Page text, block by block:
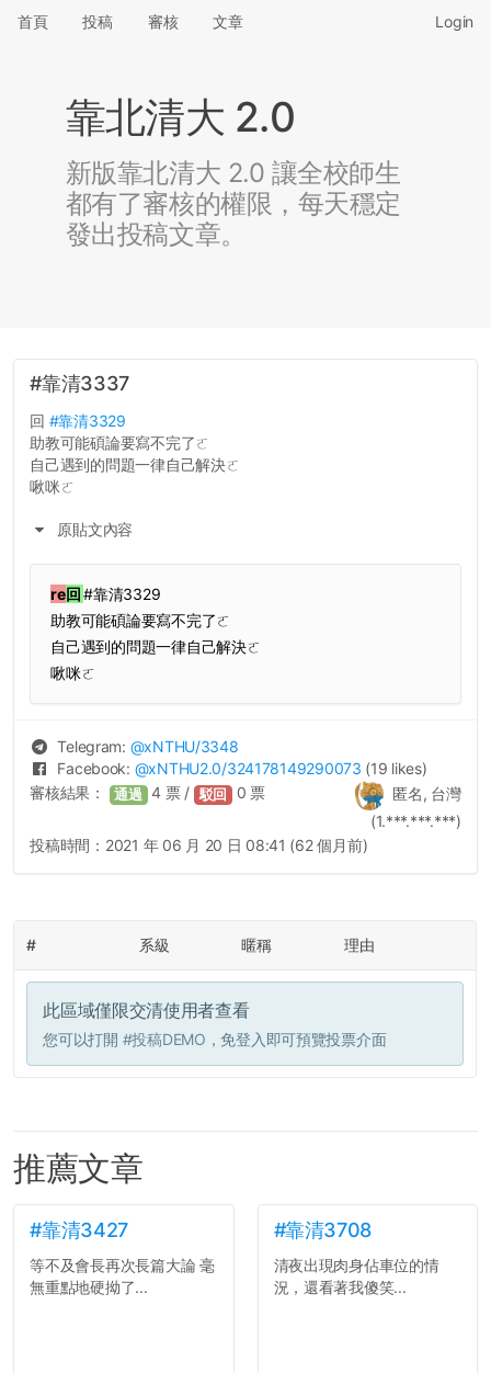
首頁 投稿 審核 文章 Login
靠北清大 2.0
新版靠北清大 2.0 讓全校師生
都有了審核的權限，每天穩定
發出投稿文章。
#靠清3337
回 #靠清3329
助教可能碩論要寫不完了ㄛ
自己遇到的問題一律自己解決ㄛ
啾咪ㄛ
原貼文內容
re回#靠清3329
助教可能碩論要寫不完了ㄛ
自己遇到的問題一律自己解決ㄛ
啾咪ㄛ
Telegram: @xNTHU/3348
Facebook: @xNTHU2.0/324178149290073 (19 likes)
匿名, 台灣
(1.***.***.***)
審核結果： 通過 4 票 / 駁回 0 票
投稿時間： 2021 年 06 月 20 日 08:41 (62 個月前)
# 系級 暱稱 理由
此區域僅限交清使用者查看
您可以打開 #投稿DEMO ，免登入即可預覽投票介面
推薦文章
#靠清3427
等不及會長再次長篇大論 毫
無重點地硬拗了...
#靠清3708
清夜出現肉身佔車位的情
況，還看著我傻笑...